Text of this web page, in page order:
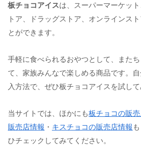
板チョコアイスは、スーパーマーケッ
トア、ドラッグストア、オンラインス
とができます。
手軽に食べられるおやつとして、また
て、家族みんなで楽しめる商品です。
入方法で、ぜひ板チョコアイスを試して
当サイトでは、ほかにも板チョコの販
販売店情報 ・ キスチョコの販売店情報
ひチェックしてみてください。